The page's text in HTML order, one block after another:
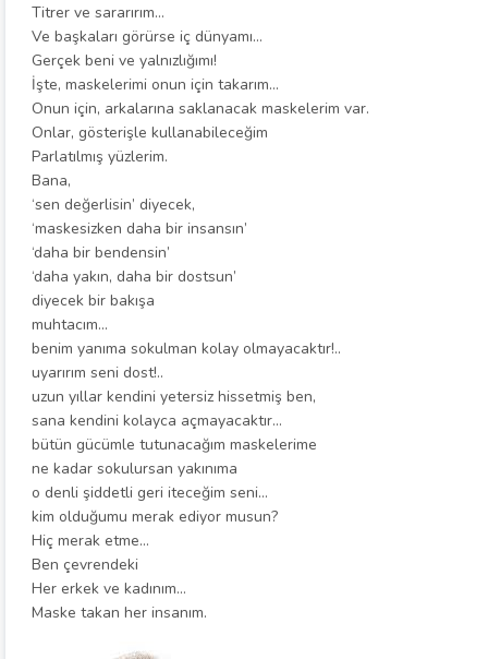
Titrer ve sararırım…
Ve başkaları görürse iç dünyamı…
Gerçek beni ve yalnızlığımı!
İşte, maskelerimi onun için takarım…
Onun için, arkalarına saklanacak maskelerim var.
Onlar, gösterişle kullanabileceğim
Parlatılmış yüzlerim.
Bana,
‘sen değerlisin’ diyecek,
‘maskesizken daha bir insansın’
‘daha bir bendensin’
‘daha yakın, daha bir dostsun’
diyecek bir bakışa
muhtacım…
benim yanıma sokulman kolay olmayacaktır!..
uyarırım seni dost!..
uzun yıllar kendini yetersiz hissetmiş ben,
sana kendini kolayca açmayacaktır…
bütün gücümle tutunacağım maskelerime
ne kadar sokulursan yakınıma
o denli şiddetli geri iteceğim seni…
kim olduğumu merak ediyor musun?
Hiç merak etme…
Ben çevrendeki
Her erkek ve kadınım…
Maske takan her insanım.